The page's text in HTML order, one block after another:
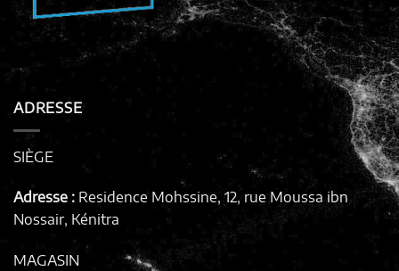
ADRESSE
SIÈGE
Adresse : Residence Mohssine, 12, rue Moussa ibn
Nossair, Kénitra
MAGASIN